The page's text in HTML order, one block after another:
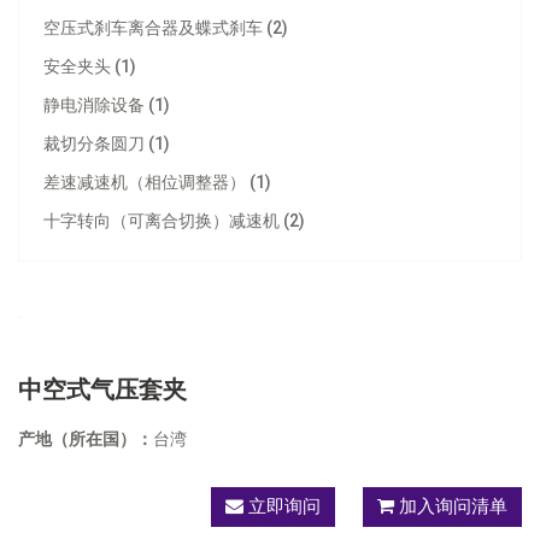
空压式刹车离合器及蝶式刹车 (2)
安全夹头 (1)
静电消除设备 (1)
裁切分条圆刀 (1)
差速减速机（相位调整器） (1)
十字转向（可离合切换）减速机 (2)
中空式气压套夹
产地（所在国）： 台湾
立即询问 加入询问清单